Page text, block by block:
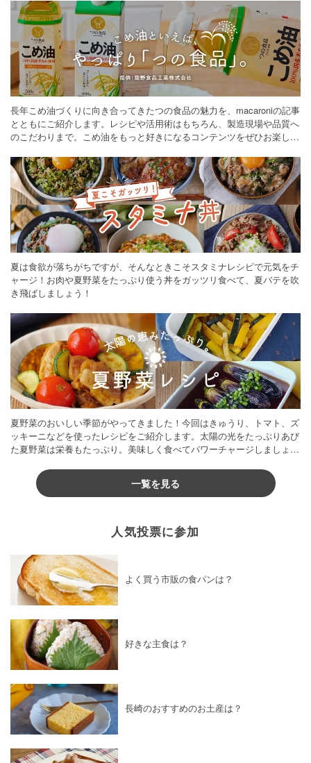
長年こめ油づくりに向き合ってきたつの食品の魅力を、macaroniの記事
とともにご紹介します。レシピや活用術はもちろん、製造現場や品質へ
のこだわりまで。こめ油をもっと好きになるコンテンツをぜひお楽しみ
夏は食欲が落ちがちですが、そんなときこそスタミナレシピで元気をチ
ャージ！お肉や夏野菜をたっぷり使う丼をガッツリ食べて、夏バテを吹
き飛ばしましょう！
夏野菜のおいしい季節がやってきました！今回はきゅうり、トマト、ズ
ッキーニなどを使ったレシピをご紹介します。太陽の光をたっぷりあび
た夏野菜は栄養もたっぷり。美味しく食べてパワーチャージしましょう
一覧を見る
人気投票に参加
よく買う市販の食パンは？
好きな主食は？
長崎のおすすめのお土産は？